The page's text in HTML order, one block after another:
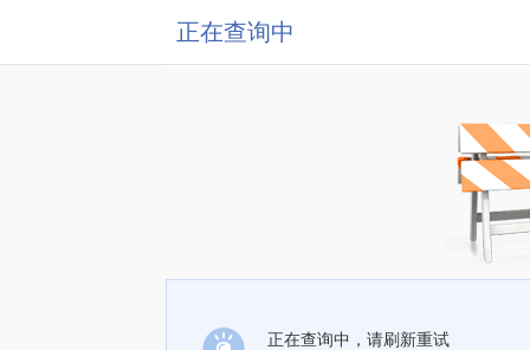
正在查询中
正在查询中，请刷新重试